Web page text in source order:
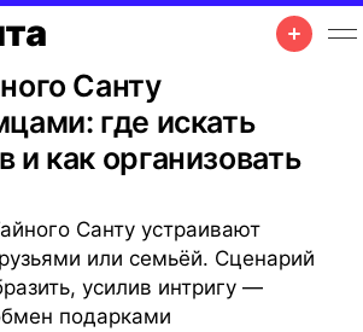
22 авг. 2025 г.
Санту
где искать
и как организовать
Санту устраивают
или семьёй. Сценарий
усилив интригу —
подарками